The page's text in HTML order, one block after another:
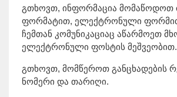
გთხოვთ, ინფორმაცია მომაწოდოთ
ფორმატით, ელექტრონული
ჩემთან კომუნიკაციაც აწარმოეთ
ელექტრონული ფოსტის მეშვეობით.
გთხოვთ, მომწეროთ განცხადების
ნომერი და თარიღი.